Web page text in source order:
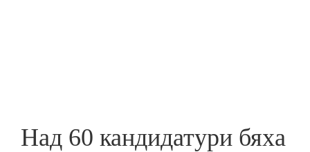
Над 60 кандидатури бяха